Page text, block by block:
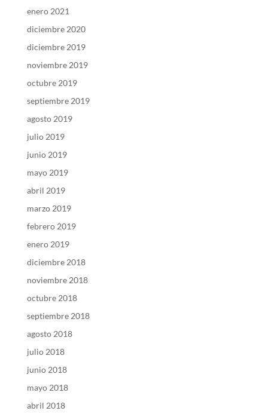
enero 2021
diciembre 2020
diciembre 2019
noviembre 2019
octubre 2019
septiembre 2019
agosto 2019
julio 2019
junio 2019
mayo 2019
abril 2019
marzo 2019
febrero 2019
enero 2019
diciembre 2018
noviembre 2018
octubre 2018
septiembre 2018
agosto 2018
julio 2018
junio 2018
mayo 2018
abril 2018